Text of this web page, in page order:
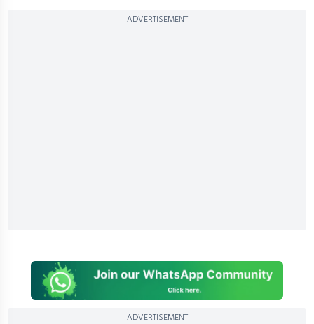
ADVERTISEMENT
ADVERTISEMENT